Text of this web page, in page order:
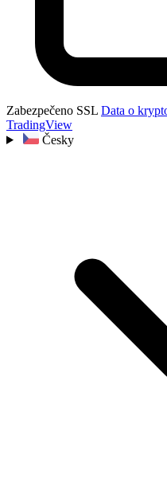
Zabezpečeno SSL Data o
TradingView
Česky